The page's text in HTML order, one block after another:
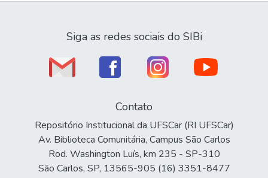
Siga as redes sociais do SIBi
Contato
Repositório Institucional da UFSCar (RI UFSCar)
Av. Biblioteca Comunitária, Campus São Carlos
Rod. Washington Luís, km 235 - SP-310
São Carlos, SP, 13565-905 (16) 3351-8477